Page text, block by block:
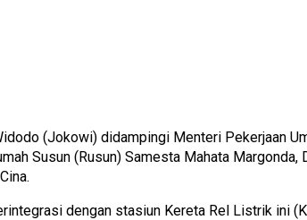
(Jokowi) didampingi Menteri Pekerjaan
Susun (Rusun) Samesta Mahata
dengan stasiun Kereta Rel Listrik ini